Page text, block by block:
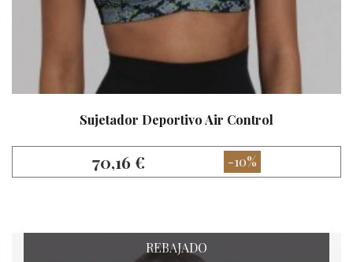
Sujetador Deportivo Air Control
70,16 € -10%
REBAJADO